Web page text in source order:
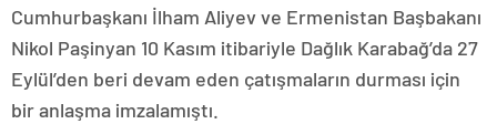
Cumhurbaşkanı İlham Aliyev ve Ermenistan Başbakanı
Nikol Paşinyan 10 Kasım itibariyle Dağlık Karabağ’da 27
Eylül’den beri devam eden çatışmaların durması için
bir anlaşma imzalamıştı.